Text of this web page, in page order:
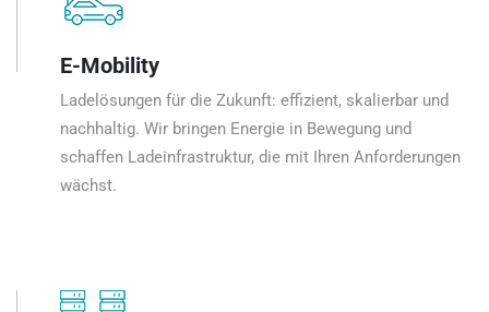
E-Mobility
Ladelösungen für die Zukunft: effizient, skalierbar und
nachhaltig. Wir bringen Energie in Bewegung und
schaffen Ladeinfrastruktur, die mit Ihren Anforderungen
wächst.